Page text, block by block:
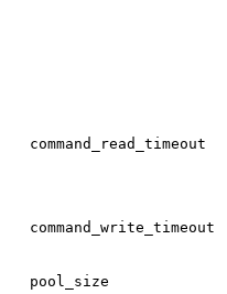
command_read_timeout
command_write_timeout
pool_size